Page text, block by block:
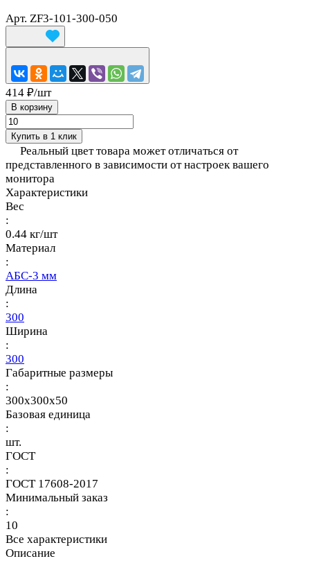
Арт. ZF3-101-300-050
414 ₽/шт
В корзину
Купить в 1 клик
Реальный цвет товара может отличаться от
представленного в зависимости от настроек вашего
монитора
Характеристики
Вес
:
0.44 кг/шт
Материал
:
АБС-3 мм
Длина
:
300
Ширина
:
300
Габаритные размеры
:
300x300x50
Базовая единица
:
шт.
ГОСТ
:
ГОСТ 17608-2017
Минимальный заказ
:
10
Все характеристики
Описание